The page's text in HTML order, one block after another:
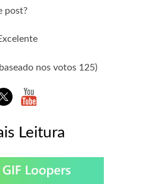
post?
nos votos 125)
Leitura